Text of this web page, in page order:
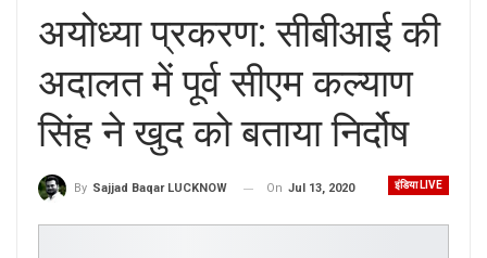
अयोध्या प्रकरण: सीबीआई की
अदालत में पूर्व सीएम कल्याण
सिंह ने खुद को बताया निर्दोष
इंडिया LIVE
By Sajjad Baqar LUCKNOW On Jul 13, 2020